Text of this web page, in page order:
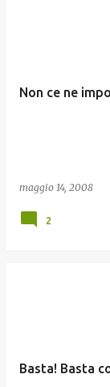
Non ce ne
maggio 14, 2008
2
Basta! Basta